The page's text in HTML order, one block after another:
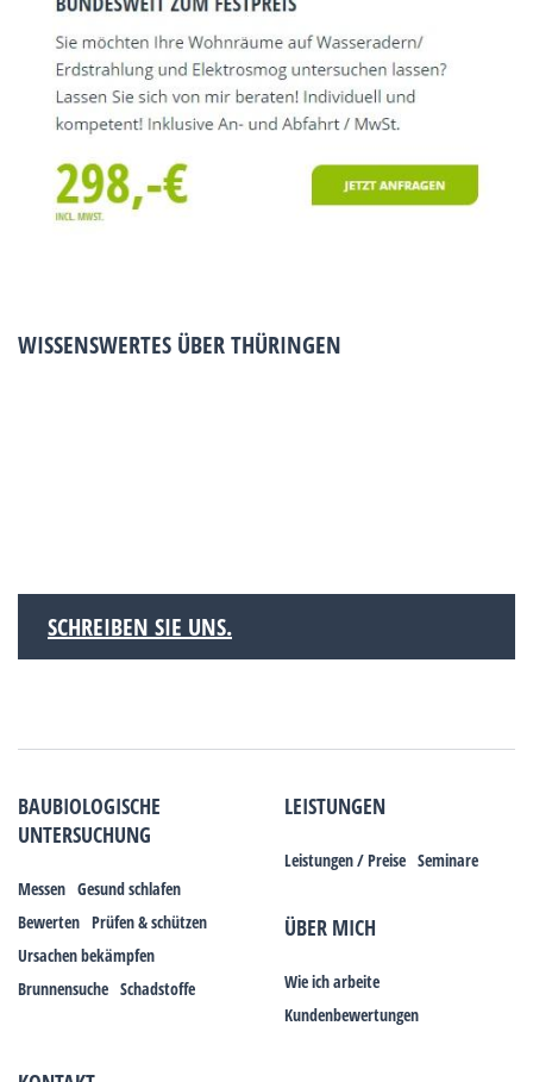
WISSENSWERTES ÜBER THÜRINGEN
SCHREIBEN SIE UNS.
BAUBIOLOGISCHE
UNTERSUCHUNG
Messen Gesund schlafen
Bewerten Prüfen & schützen
Ursachen bekämpfen
Brunnensuche Schadstoffe
LEISTUNGEN
Leistungen / Preise Seminare
ÜBER MICH
Wie ich arbeite
Kundenbewertungen